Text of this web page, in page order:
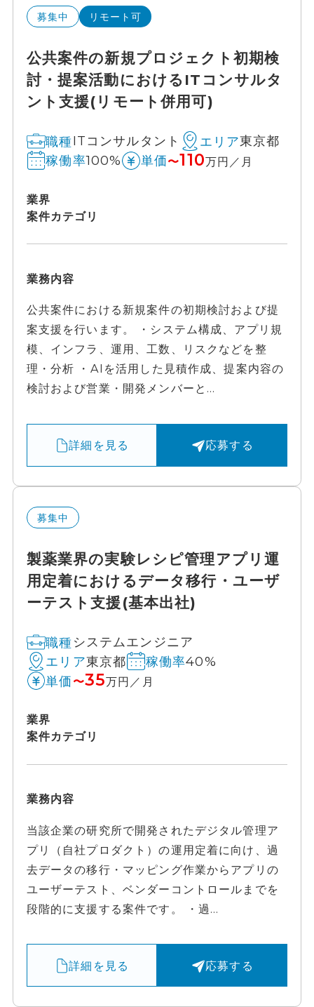
募集中 リモート可
公共案件の新規プロジェクト初期検
討・提案活動におけるITコンサルタ
ント支援(リモート併用可)
職種ITコンサルタント エリア東京都
稼働率100% 単価〜110万円／月
業界
案件カテゴリ
業務内容
公共案件における新規案件の初期検討および提
案支援を行います。 ・システム構成、アプリ規
模、インフラ、運用、工数、リスクなどを整
理・分析 ・AIを活用した見積作成、提案内容の
検討および営業・開発メンバーと...
詳細を見る 応募する
募集中
製薬業界の実験レシピ管理アプリ運
用定着におけるデータ移行・ユーザ
ーテスト支援(基本出社)
職種システムエンジニア
エリア東京都 稼働率40%
単価 〜35万円／月
業界
案件カテゴリ
業務内容
当該企業の研究所で開発されたデジタル管理ア
プリ（自社プロダクト）の運用定着に向け、過
去データの移行・マッピング作業からアプリの
ユーザーテスト、ベンダーコントロールまでを
段階的に支援する案件です。 ・過...
詳細を見る 応募する